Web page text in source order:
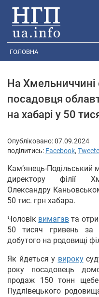
ГОЛОВНА
На
посадовця
на хабарі у 50
Опубліковано:07.09.2024
поділитись: Facebook,
Камʼянець-Подільський
директору філії
Олександру
50 тис. грн хабара.
Чоловік вимагав та
50 тисяч гривень
добутого на родовищі
Як йдеться у вироку
року посадовець
продаж 150 тонн
Пудлівецького